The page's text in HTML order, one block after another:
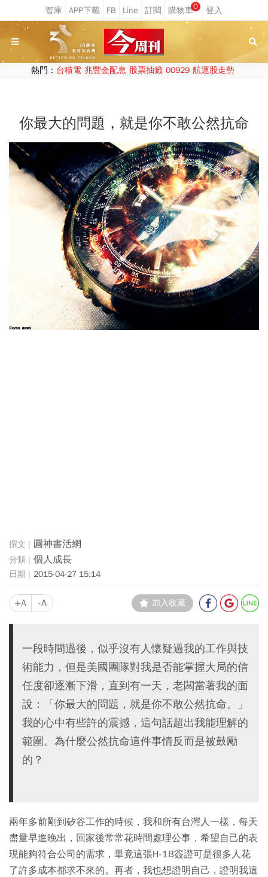
0
熱門： 台積電 兆豐金配息 股票抽籤 00929 航運股走勢
你最大的問題，就是你不敢公然抗命
圓神書活網
個人成長
2015-04-27 15:14
+A -A 加入收藏
一段時間過後，似乎沒有人懷疑過我的工作與技
術能力，但是美國團隊對我是否能掌握大局的信
任度卻逐漸下滑，直到有一天，老闆當著我的面
說：「你最大的問題，就是你不敢公然抗命。」
我的心中有些許的震撼，這句話超出我能理解的
範圍。為什麼公然抗命這件事情反而是被鼓勵
的？
兩年多前剛到矽谷工作的時候，我和所有台灣人一樣，每天
盡量早進晚出，回家後常常花時間處理公事，希望自己的表
現能夠符合公司的需求，畢竟這張H-1B簽證可是很多人花
了許多成本都求不來的。再者，我也想證明自己，證明我這